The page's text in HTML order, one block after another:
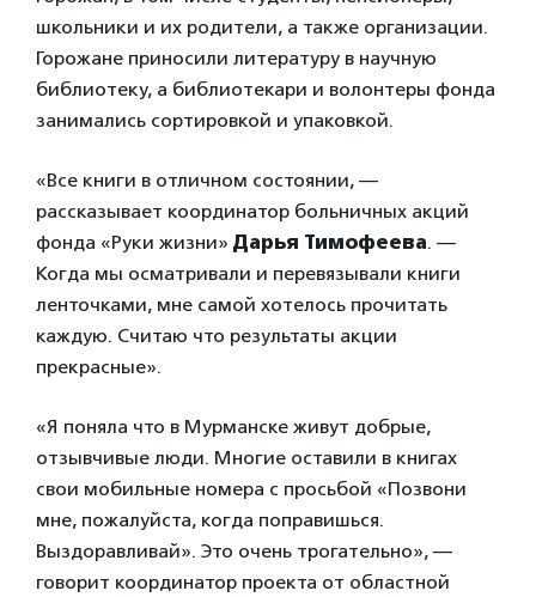
школьники и их родители, а также организации.
Горожане приносили литературу в научную
библиотеку, а библиотекари и волонтеры фонда
занимались сортировкой и упаковкой.
«Все книги в отличном состоянии, —
рассказывает координатор больничных акций
фонда «Руки жизни» Дарья Тимофеева. —
Когда мы осматривали и перевязывали книги
ленточками, мне самой хотелось прочитать
каждую. Считаю что результаты акции
прекрасные».
«Я поняла что в Мурманске живут добрые,
отзывчивые люди. Многие оставили в книгах
свои мобильные номера с просьбой «Позвони
мне, пожалуйста, когда поправишься.
Выздоравливай». Это очень трогательно», —
говорит координатор проекта от областной